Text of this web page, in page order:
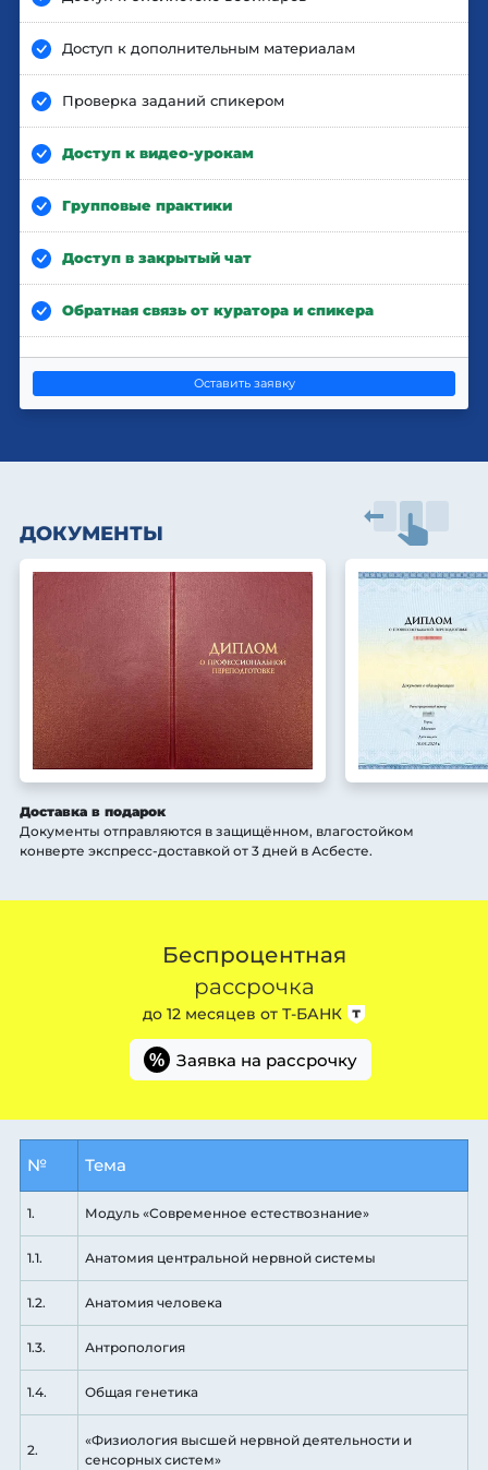
Доступ к дополнительным материалам
Проверка заданий спикером
Доступ к видео-урокам
Групповые практики
Доступ в закрытый чат
Обратная связь от куратора и спикера
Оставить заявку
ДОКУМЕНТЫ
Доставка в подарок
Документы отправляются в защищённом, влагостойком
конверте экспресс-доставкой от 3 дней в Асбесте.
Беспроцентная
рассрочка
до 12 месяцев от Т-БАНК
% Заявка на рассрочку
№ Тема
1. Модуль «Современное естествознание»
1.1. Анатомия центральной нервной системы
1.2. Анатомия человека
1.3. Антропология
1.4. Общая генетика
2.
«Физиология высшей нервной деятельности и
сенсорных систем»